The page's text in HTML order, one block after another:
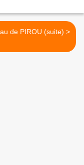
Château de PIROU (suite) >